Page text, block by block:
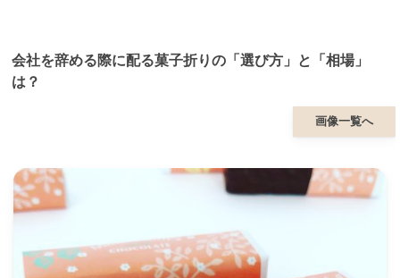
会社を辞める際に配る菓子折りの「選び方」と「相場」
は？
画像一覧へ